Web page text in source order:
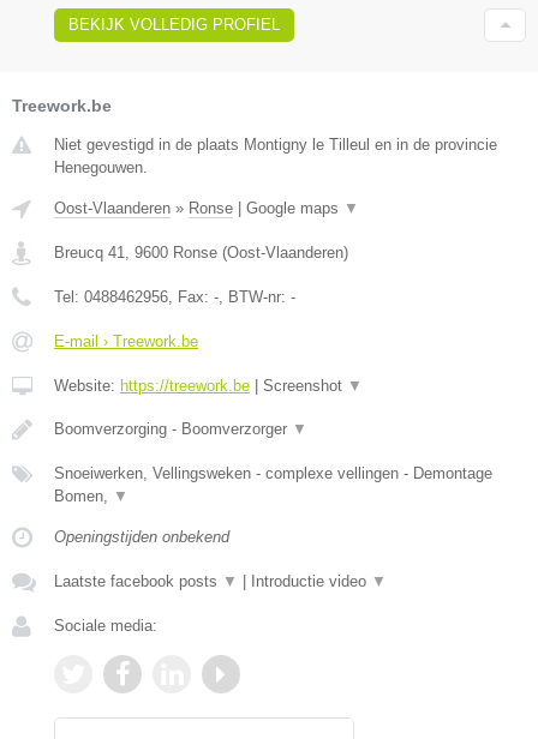
BEKIJK VOLLEDIG PROFIEL
Treework.be
Niet gevestigd in de plaats Montigny le Tilleul en in de provincie
Henegouwen.
Oost-Vlaanderen » Ronse Google maps ▼
Breucq 41 9600 Ronse (Oost-Vlaanderen)
Tel: 0488462956 , Fax: - , BTW-nr: -
E-mail › Treework.be
Website: https://treework.be Screenshot ▼
Boomverzorging - Boomverzorger ▼
Snoeiwerken, Vellingsweken - complexe vellingen - Demontage
Bomen,
▼
Openingstijden onbekend
Laatste facebook posts ▼ Introductie video ▼
Sociale media: